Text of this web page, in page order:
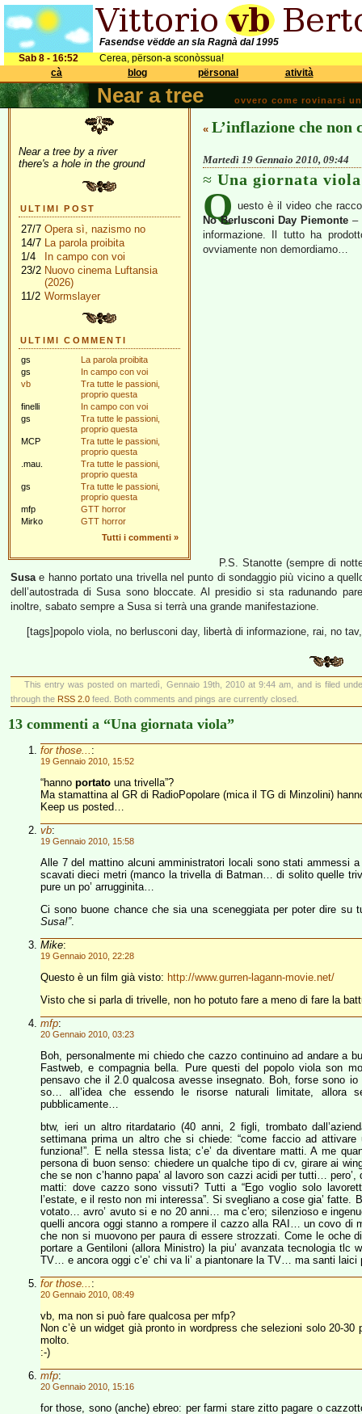
Fasendse vëdde an sla Ragnà dal 1995
Sab 8 - 16:52
Cerea, përson-a sconòssua!
cà
blog përsonal atività
Near a tree ovvero come rovinarsi
Near a tree by a river
there's a hole in the ground
ULTIMI POST
27/7 Opera sì, nazismo no
14/7 La parola proibita
1/4
In campo con voi
23/2 Nuovo cinema Luftansia
(2026)
11/2 Wormslayer
ULTIMI COMMENTI
gs
La parola proibita
gs
In campo con voi
vb
Tra tutte le passioni,
proprio questa
finelli
In campo con voi
gs
Tra tutte le passioni,
proprio questa
MCP
Tra tutte le passioni,
proprio questa
.mau.
Tra tutte le passioni,
proprio questa
gs
Tra tutte le passioni,
proprio questa
mfp
GTT horror
Mirko
GTT horror
Tutti i commenti »
« L’inflazione che non
Martedì 19 Gennaio 2010, 09:44
Una giornata viola
Q uesto è il video che
No Berlusconi Day Piemonte –
informazione. Il tutto ha
ovviamente non demordiamo…
P.S. Stanotte (sempre di
Susae hanno portato una trivella nel punto di sondaggio più vicino a
dell’autostrada di Susa sono bloccate. Al presidio si sta radunando
inoltre, sabato sempre a Susa si terrà una grande manifestazione.
[tags]popolo viola, no berlusconi day, libertà di informazione, rai, no
This entry was posted on martedì, Gennaio 19th, 2010 at 9:44 am, and is filed
through the RSS 2.0 feed. Both comments and pings are currently closed.
13 commenti a “Una giornata viola”
for those... :
19 Gennaio 2010, 15:52
“hanno portato una trivella”?
Ma stamattina al GR di RadioPopolare (mica il TG di Minzolini)
Keep us posted…
vb:
19 Gennaio 2010, 15:58
Alle 7 del mattino alcuni amministratori locali sono stati ammessi
scavati dieci metri (manco la trivella di Batman… di solito quelle
pure un po’ arrugginita…
Ci sono buone chance che sia una sceneggiata per poter dire su
Susa!”.
Mike:
19 Gennaio 2010, 22:28
Questo è un film già visto: http://www.gurren-lagann-movie.net/
Visto che si parla di trivelle, non ho potuto fare a meno di fare la
mfp:
20 Gennaio 2010, 03:23
Boh, personalmente mi chiedo che cazzo continuino ad andare a
Fastweb, e compagnia bella. Pure questi del popolo viola son
pensavo che il 2.0 qualcosa avesse insegnato. Boh, forse sono
so… all’idea che essendo le risorse naturali limitate, allora
pubblicamente…
btw, ieri un altro ritardatario (40 anni, 2 figli, trombato
settimana prima un altro che si chiede: “come faccio ad
funziona!”. E nella stessa lista; c’e’ da diventare matti. A me
persona di buon senso: chiedere un qualche tipo di cv, girare ai
che se non c’hanno papa’ al lavoro son cazzi acidi per tutti… pero’,
matti: dove cazzo sono vissuti? Tutti a “Ego voglio solo
l’estate, e il resto non mi interessa”. Si svegliano a cose gia’
votato… avro’ avuto si e no 20 anni… ma c’ero; silenzioso e
quelli ancora oggi stanno a rompere il cazzo alla RAI… un covo di
che non si muovono per paura di essere strozzati. Come le oche
portare a Gentiloni (allora Ministro) la piu’ avanzata tecnologia
TV… e ancora oggi c’e’ chi va li’ a piantonare la TV… ma santi
for those... :
20 Gennaio 2010, 08:49
vb, ma non si può fare qualcosa per mfp?
Non c’è un widget già pronto in wordpress che selezioni solo 20-
molto.
:-)
mfp:
20 Gennaio 2010, 15:16
for those, sono (anche) ebreo: per farmi stare zitto pagare o